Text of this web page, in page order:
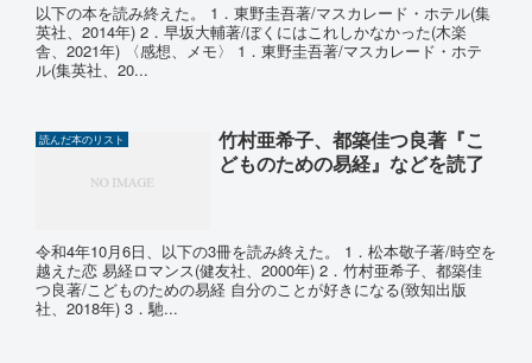
以下の本を読み終えた。 1．東野圭吾著/マスカレード・ホテル(集
英社、2014年) 2．早坂大輔著/ぼくにはこれしかなかった(木楽
舎、2021年) 〈感想、メモ〉 1．東野圭吾著/マスカレード・ホテ
ル(集英社、20...
読んだ本のリスト
竹村亜希子、都築佳つ良著『こ
どものための易経』などを読了
令和4年10月6日、以下の3冊を読み終えた。 1．松本敬子著/時空を
越えた恋 易経ロマンス(健友社、2000年) 2．竹村亜希子、都築佳
つ良著/こどものための易経 自分のことが好きになる(致知出版
社、2018年) 3．馳...